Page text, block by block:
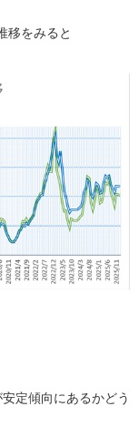
移をみると
定傾向にあるかどう